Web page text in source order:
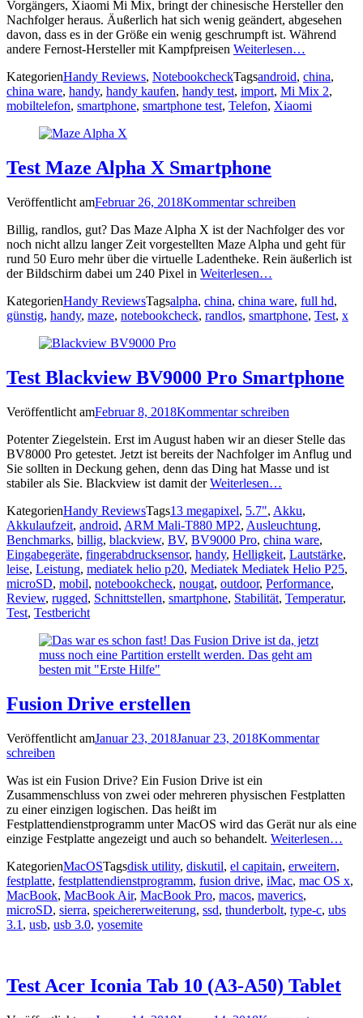
Vorgängers, Xiaomi Mi Mix, bringt der chinesische Hersteller den
Nachfolger heraus. Äußerlich hat sich wenig geändert, abgesehen
davon, dass es in der Größe ein wenig geschrumpft ist. Während
andere Fernost-Hersteller mit Kampfpreisen Weiterlesen…
KategorienHandy Reviews, NotebookcheckTagsandroid, china,
china ware, handy, handy kaufen, handy test, import, Mi Mix 2,
mobiltelefon, smartphone, smartphone test, Telefon, Xiaomi
Test Maze Alpha X Smartphone
Veröffentlicht amFebruar 26, 2018Kommentar schreiben
Billig, randlos, gut? Das Maze Alpha X ist der Nachfolger des vor
noch nicht allzu langer Zeit vorgestellten Maze Alpha und geht für
rund 50 Euro mehr über die virtuelle Ladentheke. Rein äußerlich ist
der Bildschirm dabei um 240 Pixel in Weiterlesen…
KategorienHandy ReviewsTagsalpha, china, china ware, full hd,
günstig, handy, maze, notebookcheck, randlos, smartphone, Test, x
Test Blackview BV9000 Pro Smartphone
Veröffentlicht amFebruar 8, 2018Kommentar schreiben
Potenter Ziegelstein. Erst im August haben wir an dieser Stelle das
BV8000 Pro getestet. Jetzt ist bereits der Nachfolger im Anflug und
Sie sollten in Deckung gehen, denn das Ding hat Masse und ist
stabiler als Sie. Blackview ist damit derWeiterlesen…
KategorienHandy ReviewsTags13 megapixel, 5.7", Akku,
Akkulaufzeit, android, ARM Mali-T880 MP2, Ausleuchtung,
Benchmarks, billig, blackview, BV, BV9000 Pro, china ware,
Eingabegeräte, fingerabdrucksensor, handy, Helligkeit, Lautstärke,
leise, Leistung, mediatek helio p20, Mediatek Mediatek Helio P25,
microSD, mobil, notebookcheck, nougat, outdoor, Performance,
Review, rugged, Schnittstellen, smartphone, Stabilität, Temperatur,
Test, Testbericht
Fusion Drive erstellen
Veröffentlicht amJanuar 23, 2018Januar 23, 2018Kommentar
schreiben
Was ist ein Fusion Drive? Ein Fusion Drive ist ein
Zusammenschluss von zwei oder mehreren physischen Festplatten
zu einer einzigen logischen. Das heißt im
Festplattendienstprogramm unter MacOS wird das Gerät nur als eine
einzige Festplatte angezeigt und auch so behandelt. Weiterlesen…
KategorienMacOSTagsdisk utility, diskutil, el capitain, erweitern,
festplatte, festplattendienstprogramm, fusion drive, iMac, mac OS x,
MacBook, MacBook Air, MacBook Pro, macos, maverics,
microSD, sierra, speichererweiterung, ssd, thunderbolt, type-c, ubs
3.1 , usb, usb 3.0, yosemite
Test Acer Iconia Tab 10 (A3-A50) Tablet